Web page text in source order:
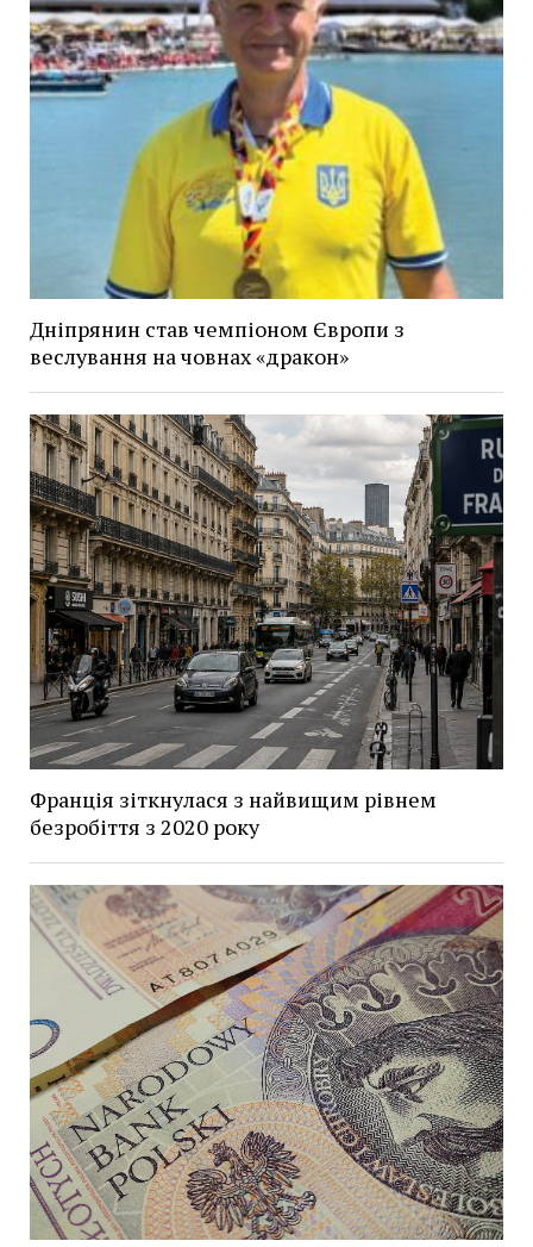
Дніпрянин став чемпіоном Європи з
веслування на човнах «дракон»
Франція зіткнулася з найвищим рівнем
безробіття з 2020 року